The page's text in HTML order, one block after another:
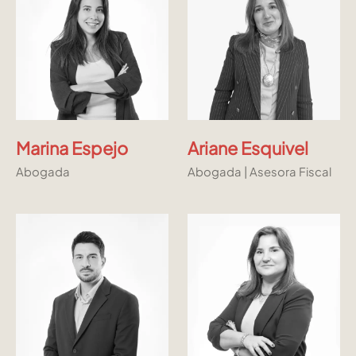
Marina Espejo
Abogada
Ariane Esquivel
Abogada | Asesora Fiscal